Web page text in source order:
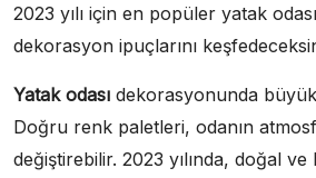
2023 yılı için en popüler yatak
dekorasyon ipuçlarını
Yatak odası dekorasyonunda
Doğru renk paletleri, odanın
değiştirebilir. 2023 yılında, doğal